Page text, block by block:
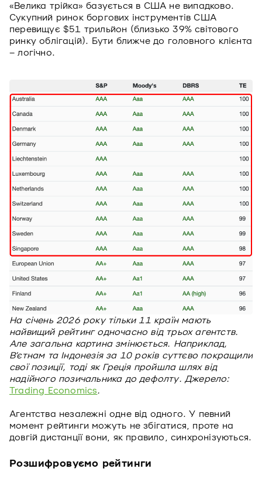
«Велика трійка» базується в США не випадково.
Сукупний ринок боргових інструментів США
перевищує $51 трильйон (близько 39% світового
ринку облігацій). Бути ближче до головного клієнта
– логічно.
На січень 2026 року тільки 11 країн мають
найвищий рейтинг одночасно від трьох агентств.
Але загальна картина змінюється. Наприклад,
В’єтнам та Індонезія за 10 років суттєво покращили
свої позиції, тоді як Греція пройшла шлях від
надійного позичальника до дефолту. Джерело:
Trading Economics.
Агентства незалежні одне від одного. У певний
момент рейтинги можуть не збігатися, проте на
довгій дистанції вони, як правило, синхронізуються.
Розшифровуємо рейтинги